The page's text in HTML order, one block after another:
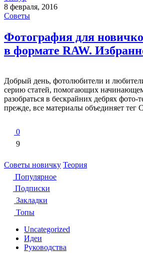
8 февраля, 2016
Советы
Фотография для
в формате RAW.
Добрый день, фотолюбители и
серию статей, помогающих
разобраться в бескрайних дебрях
прежде, все материалы объединяет тег
0
9
Советы новичку Теория
Популярное
Подписки
Закладки
Топы
Uncategorized
Идеи
Руководства